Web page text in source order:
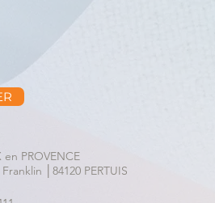
PROVENCE
│84120 PERTUIS